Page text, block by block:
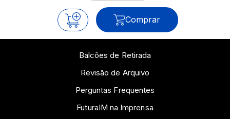
Comprar
Balcões de Retirada
Revisão de Arquivo
Perguntas Frequentes
FuturaIM na Imprensa